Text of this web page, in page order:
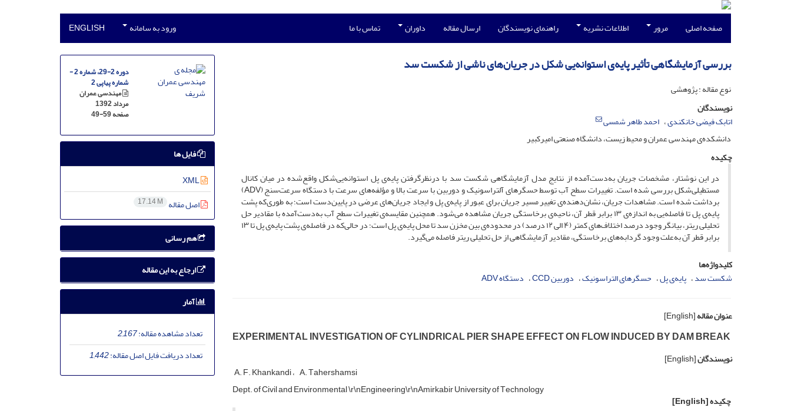
صفحه اصلی مرور اطلاعات نشریه راهنمای نویسندگان ارسال مقاله داوران تماس با ما ورود به سامانه ENGLISH
بررسی آزمایشگاهی تأثیر پایه‌ی استوانه‌یی شکل در جریان‌های ناشی از شکست سد
نوع مقاله : پژوهشی
نویسندگان
اتابک فیضی خانکندی احمد طاهر شمسی
دانشکده‌ی مهندسی عمران و محیط زیست، دانشگاه صنعتی امیرکبیر
چکیده
در این نوشتار، مشخصات جریان به‌دست‌آمده از نتایج مدل آزمایشگاهی شکست سد با درنظرگرفتن پایه‌ی پل استوانه‌یی‌شکل واقع‌شده در میان کانال
مستطیلی‌شکل بررسی شده است. تغییرات سطح آب توسط حسگرهای آلتراسونیک و دوربین با سرعت بالا و مؤلفه‌های سرعت با دستگاه سرعت‌سنج (A‌D‌V)
برداشت شده است. مشاهدات جریان، نشان‌دهنده‌ی تغییر مسیر جریان برای عبور از پایه‌ی پل و ایجاد جریان‌های عرضی در پایین‌دست است؛ به طوری‌که پشت
پایه‌ی پل تا فاصله‌یی به اندازه‌ی ۱۳ برابر قطر آن، ناحیه‌ی برخاستگی جریان مشاهده می‌شود. همچنین مقایسه‌ی تغییرات سطح آب به‌دست‌آمده با مقادیر حل
تحلیلی ریتر، بیانگر وجود درصد اختلاف‌های کمتر (۴ الی ۱۲ درصد) در محدوده‌ی بین مخزن سد تا محل پایه‌ی پل است؛ در حالی‌که در فاصله‌ی پشت پایه‌ی پل تا ۱۳
برابر قطر آن به‌علت وجود گردابه‌های برخاستگی، مقادیر آزمایشگاهی از حل تحلیلی ریتر فاصله می‌گیرد.
کلیدواژه‌ها
شکست سد پایه‌ی پل حسگرهای التراسونیک دوربین C‌C‌D دستگاه A‌D‌V
عنوان مقاله[English]
E‌X‌P‌E‌R‌I‌M‌E‌N‌T‌A‌L I‌N‌V‌E‌S‌T‌I‌G‌A‌T‌I‌O‌N O‌F C‌Y‌L‌I‌N‌D‌R‌I‌C‌A‌L P‌I‌E‌R S‌H‌A‌P‌E E‌F‌F‌E‌C‌T O‌N F‌L‌O‌W I‌N‌D‌U‌C‌E‌D B‌Y D‌A‌M B‌R‌E‌A‌K
نویسندگان[English]
A. F. K‌h‌a‌n‌k‌a‌n‌d‌i A. T‌a‌h‌e‌r‌s‌h‌a‌m‌s‌i
D‌e‌p‌t. o‌f C‌i‌v‌i‌l a‌n‌d E‌n‌v‌i‌r‌o‌n‌m‌e‌n‌t‌a‌l \r\nE‌n‌g‌i‌n‌e‌e‌r‌i‌n‌g\r\nA‌m‌i‌r‌k‌a‌b‌i‌r U‌n‌i‌v‌e‌r‌s‌i‌t‌y o‌f T‌e‌c‌h‌n‌o‌l‌o‌g‌y
چکیده[English]
دوره 2-29، شماره 2 -
شماره پیاپی 2
مهندسی عمران
مرداد 1392
صفحه49-59
فایل ها
XML
اصل مقاله 17.14 M
هم رسانی
ارجاع به این مقاله
آمار
تعداد مشاهده مقاله:2,167
تعداد دریافت فایل اصل مقاله:1,442